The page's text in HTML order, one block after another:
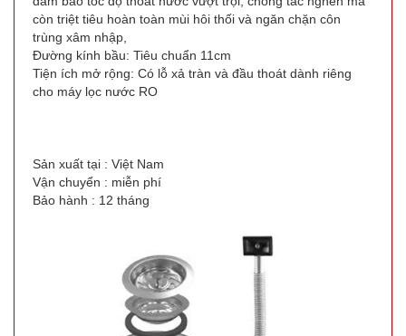
còn triệt tiêu hoàn toàn mùi hôi thối và ngăn chặn côn
trùng xâm nhập,
Đường kính bầu: Tiêu chuẩn 11cm
Tiện ích mở rộng: Có lỗ xả tràn và đầu thoát dành riêng
cho máy lọc nước RO
Sản xuất tại : Việt Nam
Vận chuyển : miễn phí
Bảo hành : 12 tháng